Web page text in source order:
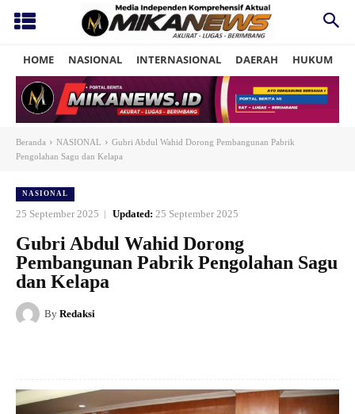
HOME NASIONAL INTERNASIONAL DAERAH HUKUM
Beranda NASIONAL
Gubri Abdul Wahid Dorong Pembangunan Pabrik
Pengolahan Sagu dan Kelapa
NASIONAL
25 September 2025 Updated: 25 September 2025
Gubri Abdul Wahid Dorong
Pembangunan Pabrik Pengolahan Sagu
dan Kelapa
By Redaksi